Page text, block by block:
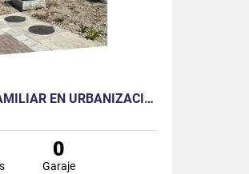
TERRENO MULTIFAMILIAR EN URBANIZACIÓN VISTALMAR (PUNTA CARNERO)
0
Garaje